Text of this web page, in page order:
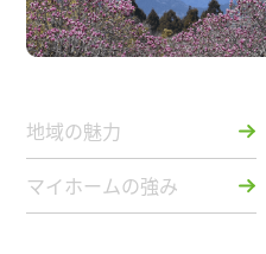
地域の魅力
マイホームの強み